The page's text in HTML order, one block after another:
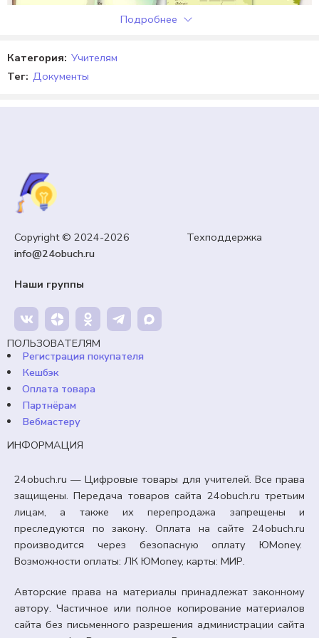
ГРАМОТЫ, ДИПЛОМЫ, СЕРТИФИКАТЫ, КУПОНЫ
Грамоты «Всероссийский день посадки леса».
59,00 ₽Кешбэк:
Продавец:24obuch.ru
Подробнее
Категория: Учителям
Тег: Документы
Copyright © 2024-2026 Техподдержка
info@24obuch.ru
Наши группы
ПОЛЬЗОВАТЕЛЯМ
Регистрация покупателя
Кешбэк
Оплата товара
Партнёрам
Вебмастеру
ИНФОРМАЦИЯ
24obuch.ru — Цифровые товары для учителей. Все права
защищены. Передача товаров сайта 24obuch.ru третьим
лицам, а также их перепродажа запрещены и
преследуются по закону. Оплата на сайте 24obuch.ru
производится через безопасную оплату ЮMoney.
Возможности оплаты: ЛК ЮMoney, карты: МИР.
Авторские права на материалы принадлежат законному
автору. Частичное или полное копирование материалов
сайта без письменного разрешения администрации сайта